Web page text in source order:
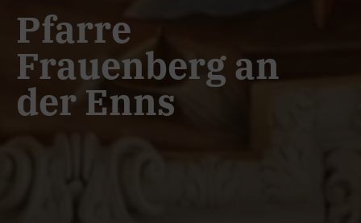
Pfarre
Frauenberg an
der Enns